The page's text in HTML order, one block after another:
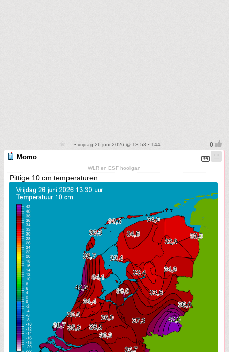
• vrijdag 26 juni 2026 @ 13:53 • 144
Momo
WLR en ESF hooligan
Pittige 10 cm temperaturen